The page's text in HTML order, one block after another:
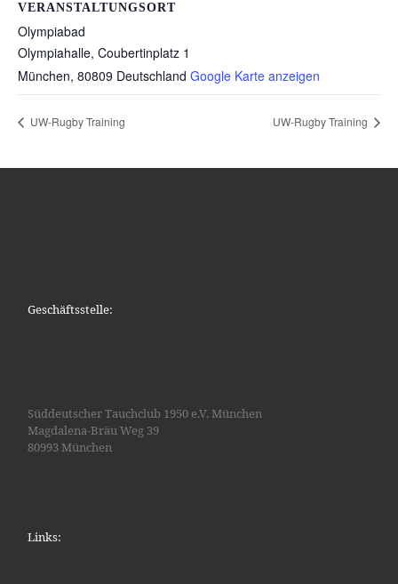
VERANSTALTUNGSORT
Olympiabad
Olympiahalle, Coubertinplatz 1
München, 80809 Deutschland Google Karte anzeigen
UW-Rugby Training UW-Rugby Training
Geschäftsstelle:
Süddeutscher Tauchclub 1950 e.V. München
Magdalena-Bräu Weg 39
80993 München
Links: